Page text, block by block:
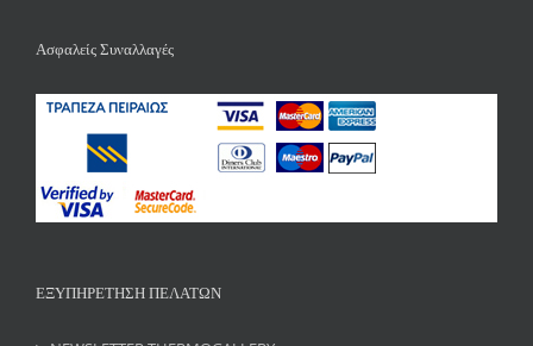
Ασφαλείς Συναλλαγές
ΕΞΥΠΗΡΕΤΗΣΗ ΠΕΛΑΤΩΝ